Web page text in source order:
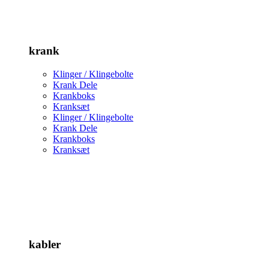
krank
Klinger / Klingebolte
Krank Dele
Krankboks
Kranksæt
Klinger / Klingebolte
Krank Dele
Krankboks
Kranksæt
kabler